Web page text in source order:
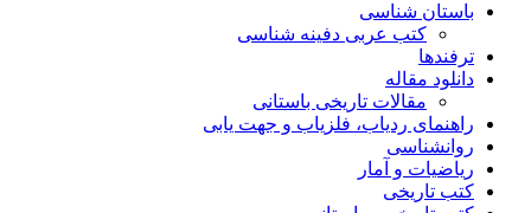
باستان شناسی
کتب عربی دفینه شناسی
ترفندها
دانلود مقاله
مقالات تاریخی باستانی
راهنمای ردیاب، فلزیاب و جهت یابی
روانشناسی
ریاضیات و آمار
کتب تاریخی